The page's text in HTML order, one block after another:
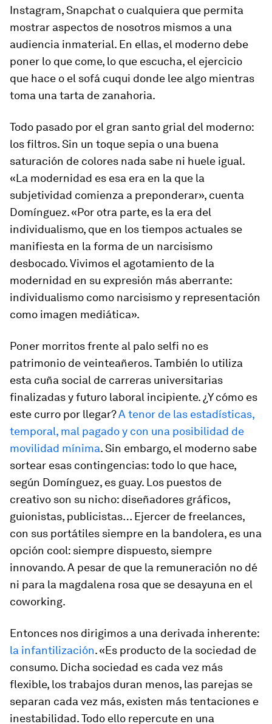
Instagram, Snapchat o cualquiera que permita
mostrar aspectos de nosotros mismos a una
audiencia inmaterial. En ellas, el moderno debe
poner lo que come, lo que escucha, el ejercicio
que hace o el sofá cuqui donde lee algo mientras
toma una tarta de zanahoria.
Todo pasado por el gran santo grial del moderno:
los filtros. Sin un toque sepia o una buena
saturación de colores nada sabe ni huele igual.
«La modernidad es esa era en la que la
subjetividad comienza a preponderar», cuenta
Domínguez. «Por otra parte, es la era del
individualismo, que en los tiempos actuales se
manifiesta en la forma de un narcisismo
desbocado. Vivimos el agotamiento de la
modernidad en su expresión más aberrante:
individualismo como narcisismo y representación
como imagen mediática».
Poner morritos frente al palo selfi no es
patrimonio de veinteañeros. También lo utiliza
esta cuña social de carreras universitarias
finalizadas y futuro laboral incipiente. ¿Y cómo es
este curro por llegar?A tenor de las estadísticas,
temporal, mal pagado y con una posibilidad de
movilidad mínima. Sin embargo, el moderno sabe
sortear esas contingencias: todo lo que hace,
según Domínguez, es guay. Los puestos de
creativo son su nicho: diseñadores gráficos,
guionistas, publicistas… Ejercer defreelances,
con sus portátiles siempre en la bandolera, es una
opción cool: siempre dispuesto, siempre
innovando. A pesar de que la remuneración no dé
ni para la magdalena rosa que se desayuna en el
coworking.
Entonces nos dirigimos a una derivada inherente:
la infantilización. «Es producto de la sociedad de
consumo. Dicha sociedad es cada vez más
flexible, los trabajos duran menos, las parejas se
separan cada vez más, existen más tentaciones e
inestabilidad. Todo ello repercute en una